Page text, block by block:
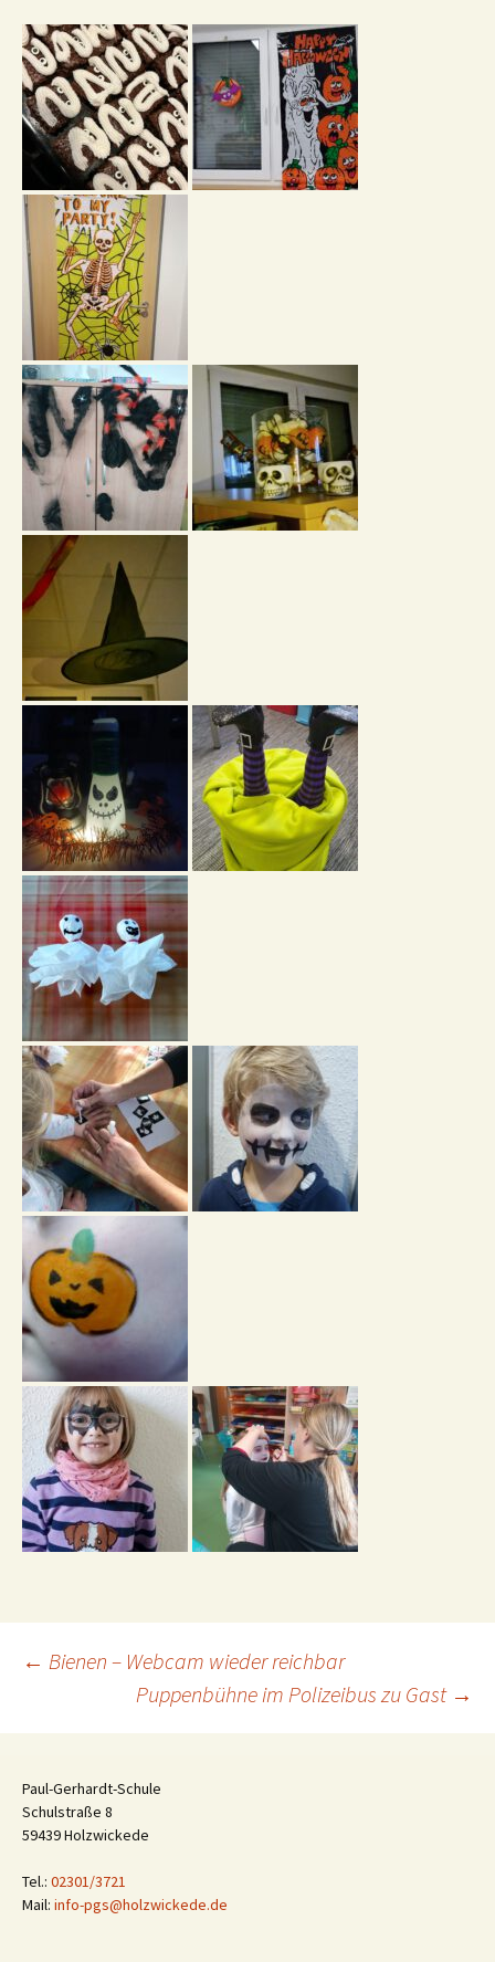
Beitragsnavigation
← Bienen – Webcam wieder reichbar
Puppenbühne im Polizeibus zu Gast →
Paul-Gerhardt-Schule
Schulstraße 8
59439 Holzwickede
Tel.: 02301/3721
Mail: info-pgs@holzwickede.de